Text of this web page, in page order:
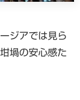
ジアでは見ら
堝の安心感た